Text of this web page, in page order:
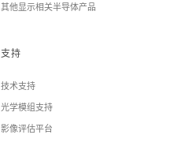
其他显示相关半导体产品
支持
技术支持
光学模组支持
影像评估平台